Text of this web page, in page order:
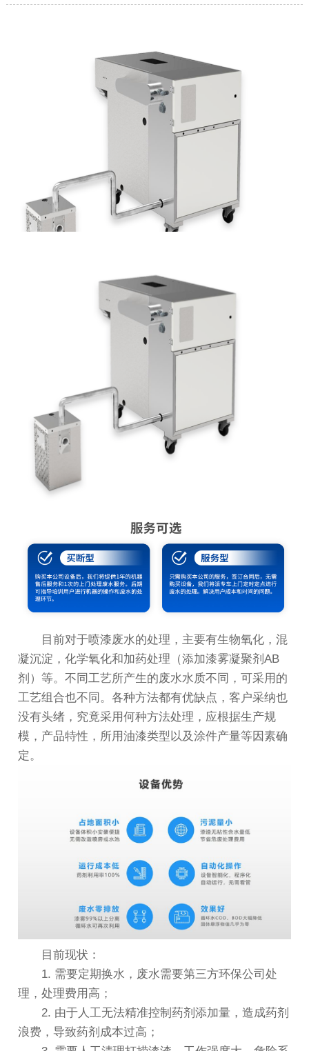
目前对于喷漆废水的处理，主要有生物氧化，混
凝沉淀，化学氧化和加药处理（添加漆雾凝聚剂AB
剂）等。不同工艺所产生的废水水质不同，可采用的
工艺组合也不同。各种方法都有优缺点，客户采纳也
没有头绪，究竟采用何种方法处理，应根据生产规
模，产品特性，所用油漆类型以及涂件产量等因素确
定。
目前现状：
1. 需要定期换水，废水需要第三方环保公司处
理，处理费用高；
2. 由于人工无法精准控制药剂添加量，造成药剂
浪费，导致药剂成本过高；